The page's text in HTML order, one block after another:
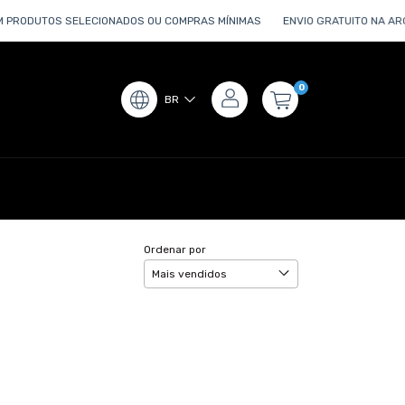
SELECIONADOS OU COMPRAS MÍNIMAS ENVIO GRATUITO NA
BR
0
Ordenar por